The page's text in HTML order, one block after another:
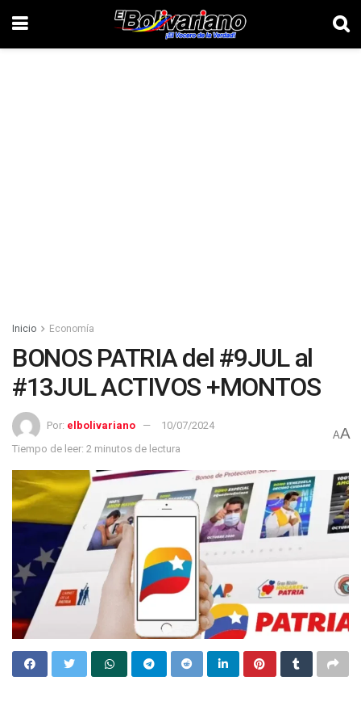
Inicio Economía
BONOS PATRIA del #9JUL al
#13JUL ACTIVOS +MONTOS
Por: elbolivariano
10/07/2024
Tiempo de leer: 2 minutos de lectura
AA